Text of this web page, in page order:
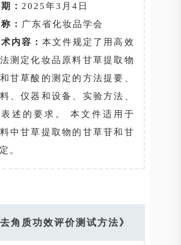
： 2025年3月4日
：
广东省化妆品学会
内容： 本文件规定了用高效
测定化妆品原料甘草提取物
甘草酸的测定的方法提要、
、仪器和设备、实验方法、
述的要求。 本文件适用于
中甘草提取物的甘草苷和甘
。
角质功效评价测试方法》